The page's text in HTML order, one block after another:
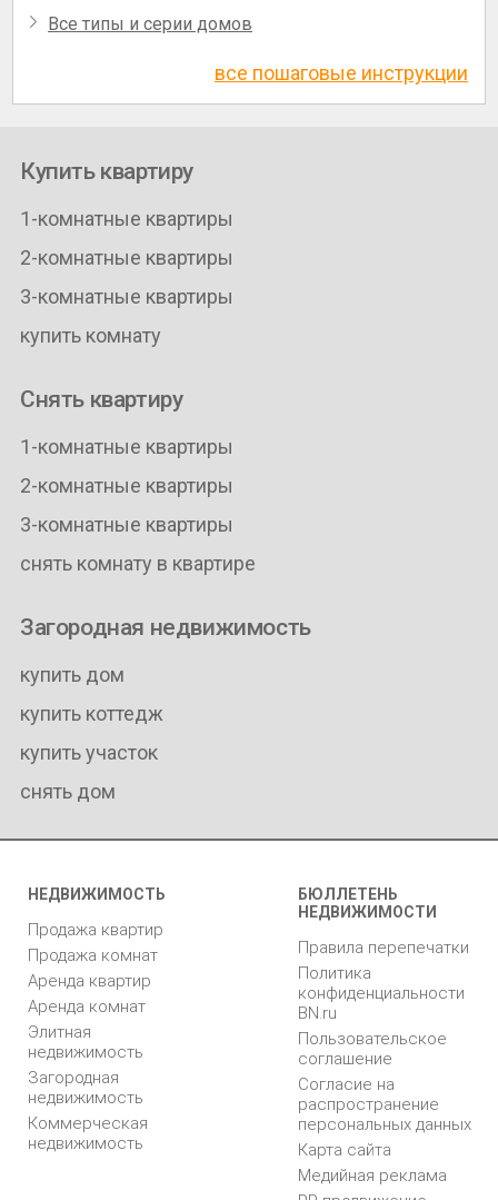
Все типы и серии домов
все пошаговые инструкции
Купить квартиру
1-комнатные квартиры
2-комнатные квартиры
3-комнатные квартиры
купить комнату
Снять квартиру
1-комнатные квартиры
2-комнатные квартиры
3-комнатные квартиры
снять комнату в квартире
Загородная недвижимость
купить дом
купить коттедж
купить участок
снять дом
НЕДВИЖИМОСТЬ
Продажа квартир
Продажа комнат
Аренда квартир
Аренда комнат
Элитная
недвижимость
Загородная
недвижимость
Коммерческая
недвижимость
БЮЛЛЕТЕНЬ
НЕДВИЖИМОСТИ
Правила перепечатки
Политика
конфиденциальности
BN.ru
Пользовательское
соглашение
Согласие на
распространение
персональных данных
Карта сайта
Медийная реклама